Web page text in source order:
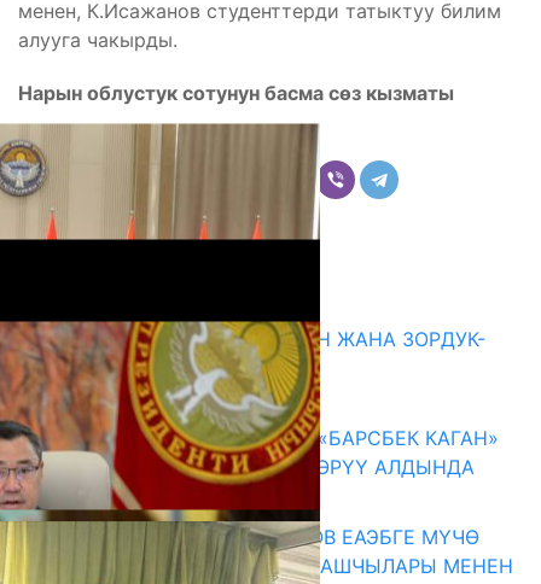
менен, К.Исажанов студенттерди татыктуу билим
алууга чакырды.
Нарын облустук сотунун басма сөз кызматы
Комментарийлер
ГЕНДЕРДИК БАСМЫРЛООДОН ЖАНА ЗОРДУК-
ЗОМБУЛУКТАН КОРГОО
07.08.2026
КЫРГЫЗ ТАРЫХЫ ТАСМАДА: «БАРСБЕК КАГАН»
КӨРКӨМ ТАСМАСЫ ЖАРЫК КӨРҮҮ АЛДЫНДА
07.08.2026
ПРЕЗИДЕНТ САДЫР ЖАПАРОВ ЕАЭБГЕ МҮЧӨ
МАМЛЕКЕТТЕРДИН ӨКМӨТ БАШЧЫЛАРЫ МЕНЕН